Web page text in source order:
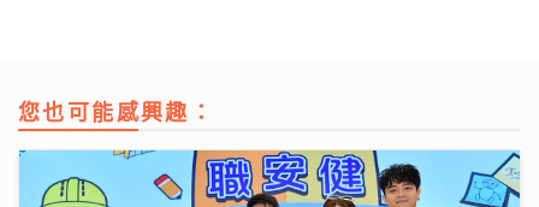
您也可能感興趣：